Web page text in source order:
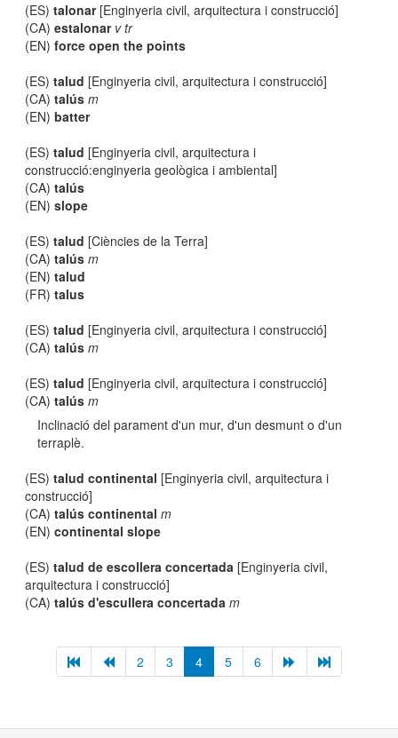
(ES)talonar[Enginyeria civil, arquitectura i construcció]
(CA)estalonar v tr
(EN)force open the points
(ES)talud [Enginyeria civil, arquitectura i construcció]
(CA)talús m
(EN)batter
(ES)talud [Enginyeria civil, arquitectura i
construcció:enginyeria geològica i ambiental]
(CA)talús
(EN)slope
(ES)talud [Ciències de la Terra]
(CA)talús m
(EN)talud
(FR)talus
(ES)talud [Enginyeria civil, arquitectura i construcció]
(CA)talús m
(ES)talud [Enginyeria civil, arquitectura i construcció]
(CA)talús m
Inclinació del parament d'un mur, d'un desmunt o d'un
terraplè.
(ES)talud continental [Enginyeria civil, arquitectura i
construcció]
(CA)talús continental m
(EN)continental slope
(ES)talud de escollera concertada [Enginyeria civil,
arquitectura i construcció]
(CA)talús d'escullera concertada m
2 3 4 5 6